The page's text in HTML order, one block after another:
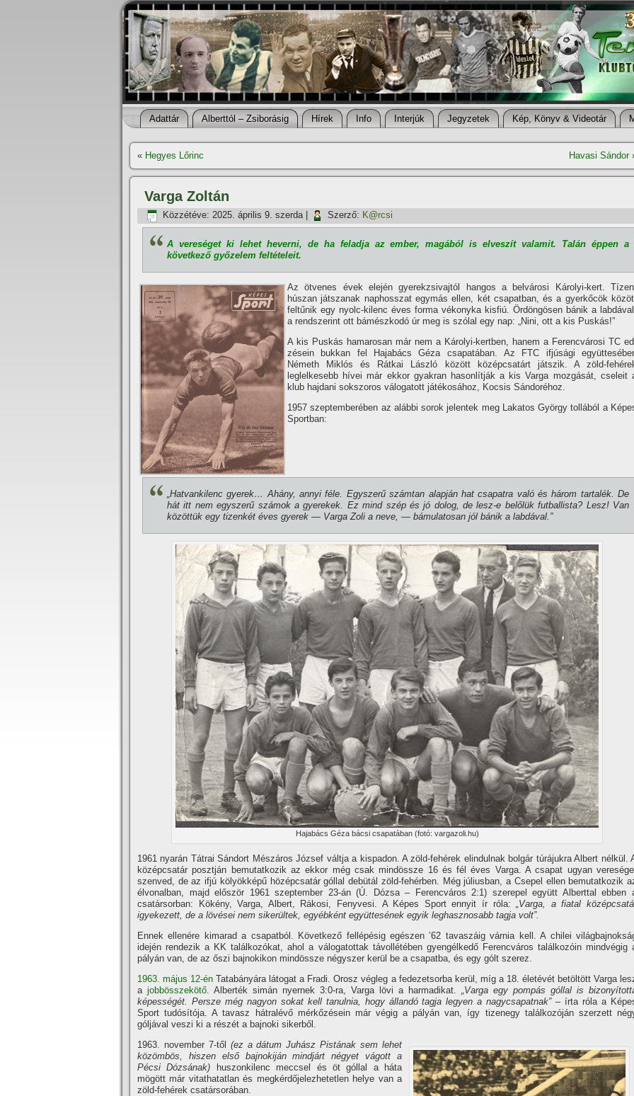
Adattár Alberttól – Zsiborásig Hí­rek Info Interjúk Jegyzetek Kép, Könyv & Videotár
« Hegyes Lőrinc Havasi Sándor
Varga Zoltán
Közzétéve: 2025. április 9. szerda| Szerző: K@rcsi
A vereséget ki lehet heverni, de ha feladja az ember, magából is elveszí­t valamit. Talán éppen a
következő győzelem feltételeit.
Az ötvenes évek elején gyerek­zsivajtól hangos a belvárosi Károlyi-kert.
húszan ját­szanak naphosszat egymás el­len, két csapatban, és a gyer­kőcök
feltűnik egy nyolc-kilenc éves forma vé­konyka kisfiú. Ördöngösen bá­nik a
a rendszerint ott bámészkodó úr meg is szólal egy nap: „Nini, ott a kis Pus­kás!”
A kis Puskás hamarosan már nem a Károlyi-kertben, hanem a Ferencvárosi TC
zésein bukkan fel Hajabács Géza csapatában. Az FTC ifjúsági
Németh Miklós és Rátkai László között középcsatárt játszik. A zöld-
leglelkesebb hí­vei már ekkor gyakran hasonlí­tják a kis Varga mozgását, cseleit
klub hajdani sokszoros válogatott játékosához, Kocsis Sándoréhoz.
1957 szeptemberében az alábbi sorok jelentek meg Lakatos György tollából a
Sportban:
„Hatvankilenc gyerek… Ahány, annyi féle. Egyszerű számtan alapján hat csapatra való és három tartalék. De
hát itt nem egyszerű számok a gyerekek. Ez mind szép és jó dolog, de lesz-e belőlük futballista? Lesz! Van
közöttük egy tizenkét éves gyerek — Varga Zoli a neve, — bámulatosan jól bánik a labdával.”
Hajabács Géza bácsi csapatában (fotó: vargazoli.hu)
1961 nyarán Tátrai Sándort Mészáros József váltja a kispadon. A zöld-fehérek elindulnak bolgár túrájukra Albert nélkül.
középcsatár posztján bemutatkozik az ekkor még csak mindössze 16 és fél éves Varga. A csapat ugyan
szenved, de az ifjú kölyökképű hözépcsatár góllal debütál zöld-fehérben. Még júliusban, a Csepel ellen bemutatkozik
élvonalban, majd először 1961 szeptember 23-án (Ú. Dózsa – Ferencváros 2:1) szerepel együtt Alberttal ebben
csatársorban: Kökény, Varga, Albert, Rákosi, Fenyvesi. A Képes Sport ennyit í­r róla:„Varga, a fiatal
igyekezett, de a lövései nem sikerültek, egyébként együttesének egyik leghasznosabb tagja volt”.
Ennek ellenére kimarad a csapatból. Következő fellépésig egészen ’62 tavaszáig várnia kell. A chilei
idején rendezik a KK találkozókat, ahol a válogatottak távollétében gyengélkedő Ferencváros találkozóin mindvégig
pályán van, de az őszi bajnokikon mindössze négyszer kerül be a csapatba, és egy gólt szerez.
1963. május 12-én Tatabányára látogat a Fradi. Orosz végleg a fedezetsorba kerül, mí­g a 18. életévét betöltött Varga
a jobbösszekötő. Alberték simán nyernek 3:0-ra, Varga lövi a harmadikat. „Varga egy pompás góllal is
képességét. Persze még nagyon sokat kell tanulnia, hogy állandó tagja legyen a nagycsapatnak”– í­rta róla a
Sport tudósí­tója. A tavasz hátralévő mérkőzésein már végig a pályán van, í­gy tizenegy találkozóján szerzett
góljával veszi ki a részét a bajnoki sikerből.
1963. november 7-től (ez a dátum Juhász Pistának sem lehet
közömbös, hiszen első bajnokiján mindjárt négyet vágott a
Pécsi Dózsának) huszonkilenc meccsel és öt góllal a háta
mögött már vitathatatlan és megkérdőjelezhetetlen helye van a
zöld-fehérek csatársorában.